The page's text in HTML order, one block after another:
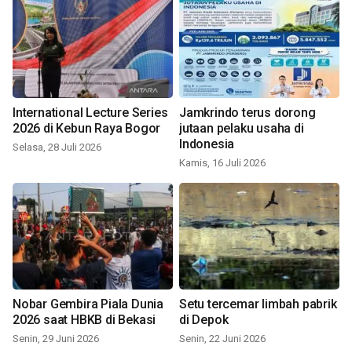
International Lecture Series
2026 di Kebun Raya Bogor
Selasa, 28 Juli 2026
Jamkrindo terus dorong
jutaan pelaku usaha di
Indonesia
Kamis, 16 Juli 2026
Nobar Gembira Piala Dunia
2026 saat HBKB di Bekasi
Senin, 29 Juni 2026
Setu tercemar limbah pabrik
di Depok
Senin, 22 Juni 2026